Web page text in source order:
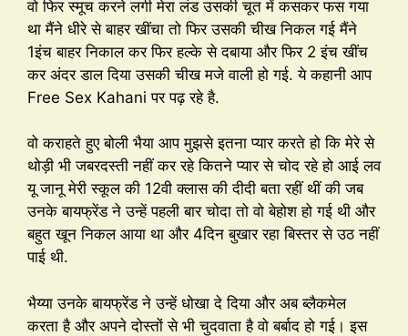
वो फिर स्मूच करने लगी मेरा लंड उसकी चूत में कसकर फस गया
था मैंने धीरे से बाहर खींचा तो फिर उसकी चीख निकल गई मैंने
1इंच बाहर निकाल कर फिर हल्के से दबाया और फिर 2 इंच खींच
कर अंदर डाल दिया उसकी चीख मजे वाली हो गई. ये कहानी आप
Free Sex Kahani पर पढ़ रहे है.
वो कराहते हुए बोली भैया आप मुझसे इतना प्यार करते हो कि मेरे से
थोड़ी भी जबरदस्ती नहीं कर रहे कितने प्यार से चोद रहे हो आई लव
यू जानू मेरी स्कूल की 12वी क्लास की दीदी बता रहीं थीं की जब
उनके बायफ्रेंड ने उन्हें पहली बार चोदा तो वो बेहोश हो गई थी और
बहुत खून निकल आया था और 4दिन बुखार रहा बिस्तर से उठ नहीं
पाई थी.
भैय्या उनके बायफ्रेंड ने उन्हें धोखा दे दिया और अब ब्लैकमेल
करता है और अपने दोस्तों से भी चुदवाता है वो बर्बाद हो गई। इस